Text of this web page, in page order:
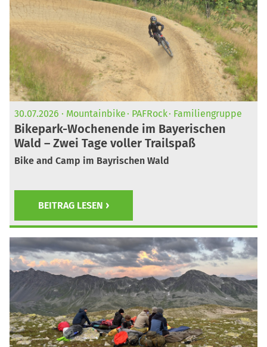
30.07.2026 Mountainbike PAFRock Familiengruppe
Bikepark-Wochenende im Bayerischen
Wald – Zwei Tage voller Trailspaß
Bike and Camp im Bayrischen Wald
BEITRAG LESEN